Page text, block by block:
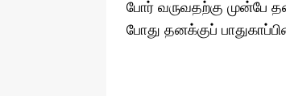
போர் வருவதற்கு முன்பே
போது தனக்குப்